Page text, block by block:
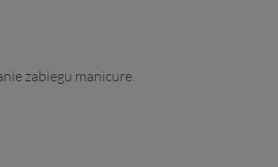
zabiegu manicure.